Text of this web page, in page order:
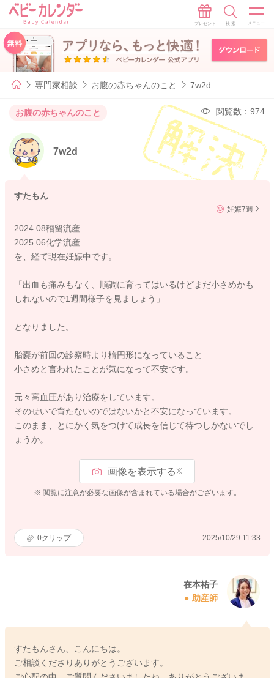
専門家相談 お腹の赤ちゃんのこと 7w2d
お腹の赤ちゃんのこと 閲覧数：974
7w2d
すたもん
妊娠7週
2024.08稽留流産
2025.06化学流産
を、経て現在妊娠中です。
「出血も痛みもなく、順調に育ってはいるけどまだ小さめかも
しれないので1週間様子を見ましょう」
となりました。
胎嚢が前回の診察時より楕円形になっていること
小さめと言われたことが気になって不安です。
元々高血圧があり治療をしています。
そのせいで育たないのではないかと不安になっています。
このまま、とにかく気をつけて成長を信じて待つしかないでし
ょうか。
画像を表示する※
※ 閲覧に注意が必要な画像が含まれている場合がございます。
0クリップ 2025/10/29 11:33
在本祐子
助産師
すたもんさん、こんにちは。
ご相談くださりありがとうございます。